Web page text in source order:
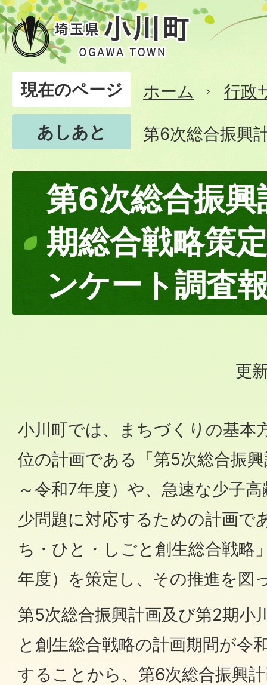
現在のページ ホーム
行政
あしあと
第6次総合振興
第6次総合振興
期総合戦略策
ンケート調査
更
小川町では、まちづくりの基本
位の計画である「第5次総合振
～令和7年度）や、急速な少子
少問題に対応するための計画で
ち・ひと・しごと創生総合戦略
年度）を策定し、その推進を図
第5次総合振興計画及び第2期小
と創生総合戦略の計画期間が令
することから、第6次総合振興